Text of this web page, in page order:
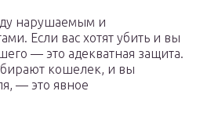
нарушаемым и
Если вас хотят убить и вы
— это адекватная защита.
кошелек, и вы
— это явное